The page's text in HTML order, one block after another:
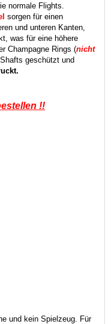
normale Flights.
sorgen für einen
und unteren Kanten,
was für eine höhere
Champagne Rings (nicht
geschützt und
!!
und kein Spielzeug. Für